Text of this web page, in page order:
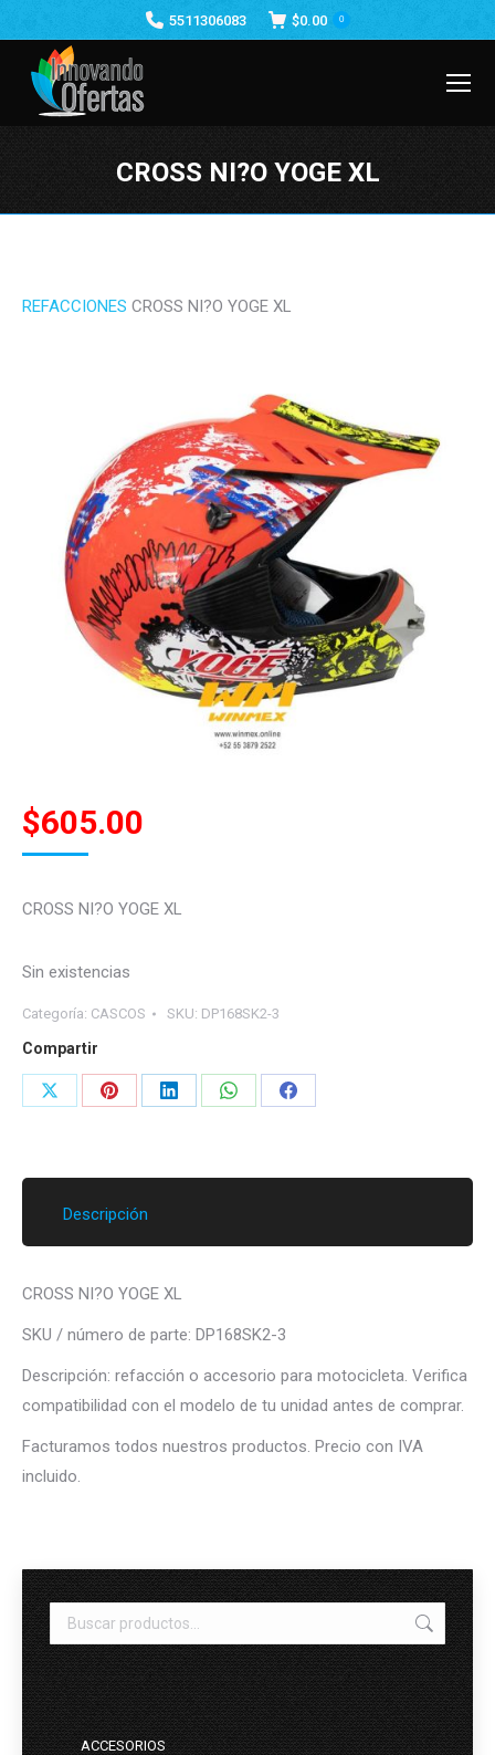
5511306083 $0.00 0
CROSS NI?O YOGE XL
REFACCIONES CROSS NI?O YOGE XL
$605.00
CROSS NI?O YOGE XL
Sin existencias
Categoría: CASCOS SKU: DP168SK2-3
Compartir
Share
Share
Share
Share
Share
Descripción
CROSS NI?O YOGE XL
SKU / número de parte: DP168SK2-3
Descripción: refacción o accesorio para motocicleta. Verifica
compatibilidad con el modelo de tu unidad antes de comprar.
Facturamos todos nuestros productos. Precio con IVA
incluido.
ACCESORIOS